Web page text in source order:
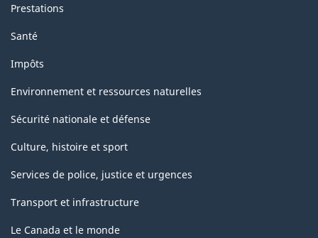
Prestations
Santé
Impôts
Environnement et ressources naturelles
Sécurité nationale et défense
Culture, histoire et sport
Services de police, justice et urgences
Transport et infrastructure
Le Canada et le monde